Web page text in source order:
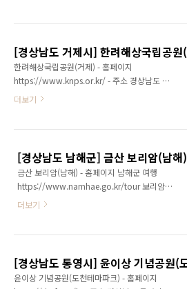
안내 악양종합관광안내소 055-884-0987 - 쉬
가능 ◎ 입장료무료◎ 주위 관광 정보⊙ ..
자락에는 초가들이 한 폭의 그림처럼 펼쳐진다.
그 중턱에 고래등 같은 기와집이 박경리 선생의
대하소설 『토지』의 배경이 된 최참판댁이다.
동학혁명에서 근대사까지 우리 한민족의 대서사
곳 평사리에 소설 속의 최참판댁이 한옥 14동으
모습을 재현해 놓은 드라마 세트장도 조성되어
있다. 매년 가을이면 전국 문인들의..
한려해상국립공원(거제) - 홈페이지
https://www.knps.or.kr/ - 주소 경상남도 거
제시 동부면 거제대로 981 한려해상국립공원거
라 크고 작은 섬들과 천혜의 자연 경관이 조화를
이루는 해양생태계의 보고이다. 해상 면적이
76%를 차지하며, 아름다운 바닷길로 이름난 한
려수도는 71개의 무인도와 29개의 유인도가 보
석을 점점이 흩어 놓은 듯하다. 크게 6개 지구로
5800 - 쉬는날 연중무휴※ 기상여건에 따라 통
입장료무료 ◎ 화장실있음◎ 주위 관광 정보..
더보기
[경상남도 남해군] 금산 보리암(남해)
금산 보리암(남해) - 홈페이지 남해군 여행
https://www.namhae.go.kr/tour 보리암
http://boriam.or.kr/ - 주소 경상남도 남해군
고 조선 왕조를 열었다는데, 그 감사의 뜻으로
1660년 현종이 이 절을 왕실의 원당으로 삼고
더보기
윤이상 기념공원(도천테마파크) - 홈페이지